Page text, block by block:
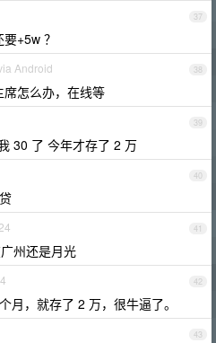
37
+5w ？
38
Android
席怎么办，在线等
39
30 了 今年才存了 2 万
40
41
州还是月光
42
月，就存了 2 万，很牛逼了。
43